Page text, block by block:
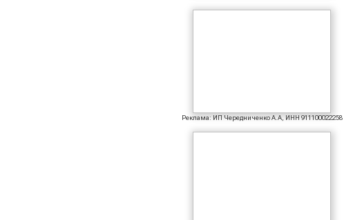
Реклама: ИП Чередниченко А.А, ИНН 911100022258